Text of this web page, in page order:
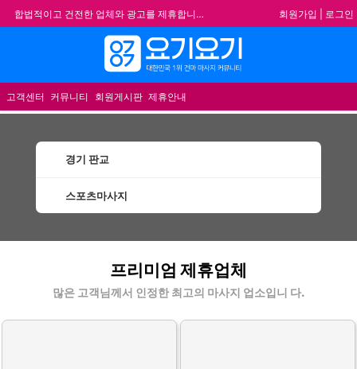
합법적이고 건전한 업체와 광고를 제휴합니다.
★요기요기 설 연휴 휴무 안내★
★ 요기요기 업체회원 안내사항 ★
불건전한 게시글은 삭제 및 회원탈퇴 됩니다.
회원가입 로그인
고객센터 커뮤니티 회원게시판 제휴안내
경기 판교
스포츠마사지
프리미엄 제휴업체
많은 고객님께서 인정한 최고의 마사지 업소입니 다.